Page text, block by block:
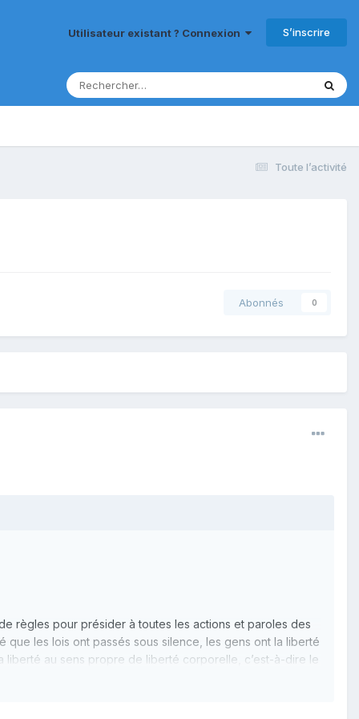
Utilisateur existant ? Connexion S’inscrire
Toute l’activité
Abonnés 0
règles pour présider à toutes les actions et paroles des
que les lois ont passés sous silence, les gens ont la liberté
au sens propre de liberté corporelle, c’est-à-dire le
pas moins absurde de la part des hommes de